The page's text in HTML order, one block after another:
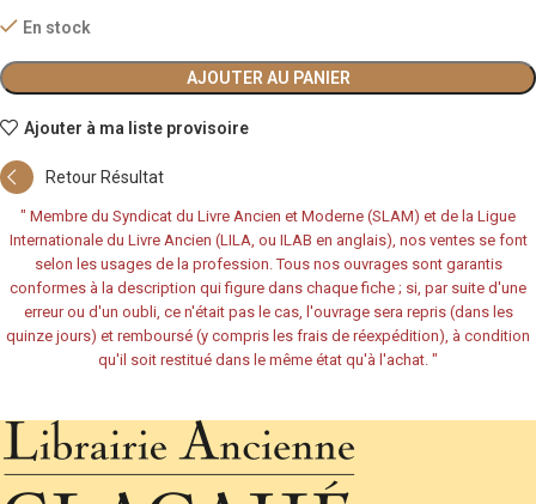
En stock
AJOUTER AU PANIER
Ajouter à ma liste provisoire
Retour Résultat
" Membre du Syndicat du Livre Ancien et Moderne (SLAM) et de la Ligue
Internationale du Livre Ancien (LILA, ou ILAB en anglais), nos ventes se font
selon les usages de la profession. Tous nos ouvrages sont garantis
conformes à la description qui figure dans chaque fiche ; si, par suite d'une
erreur ou d'un oubli, ce n'était pas le cas, l'ouvrage sera repris (dans les
quinze jours) et remboursé (y compris les frais de réexpédition), à condition
qu'il soit restitué dans le même état qu'à l'achat. "